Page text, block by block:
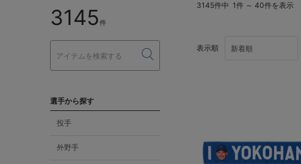
3145件
選手から探す
投手
外野手
3145件中 1件 ～ 40件を表示
表示順